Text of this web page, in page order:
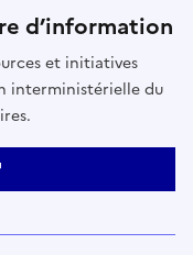
d’information
et initiatives
interministérielle du